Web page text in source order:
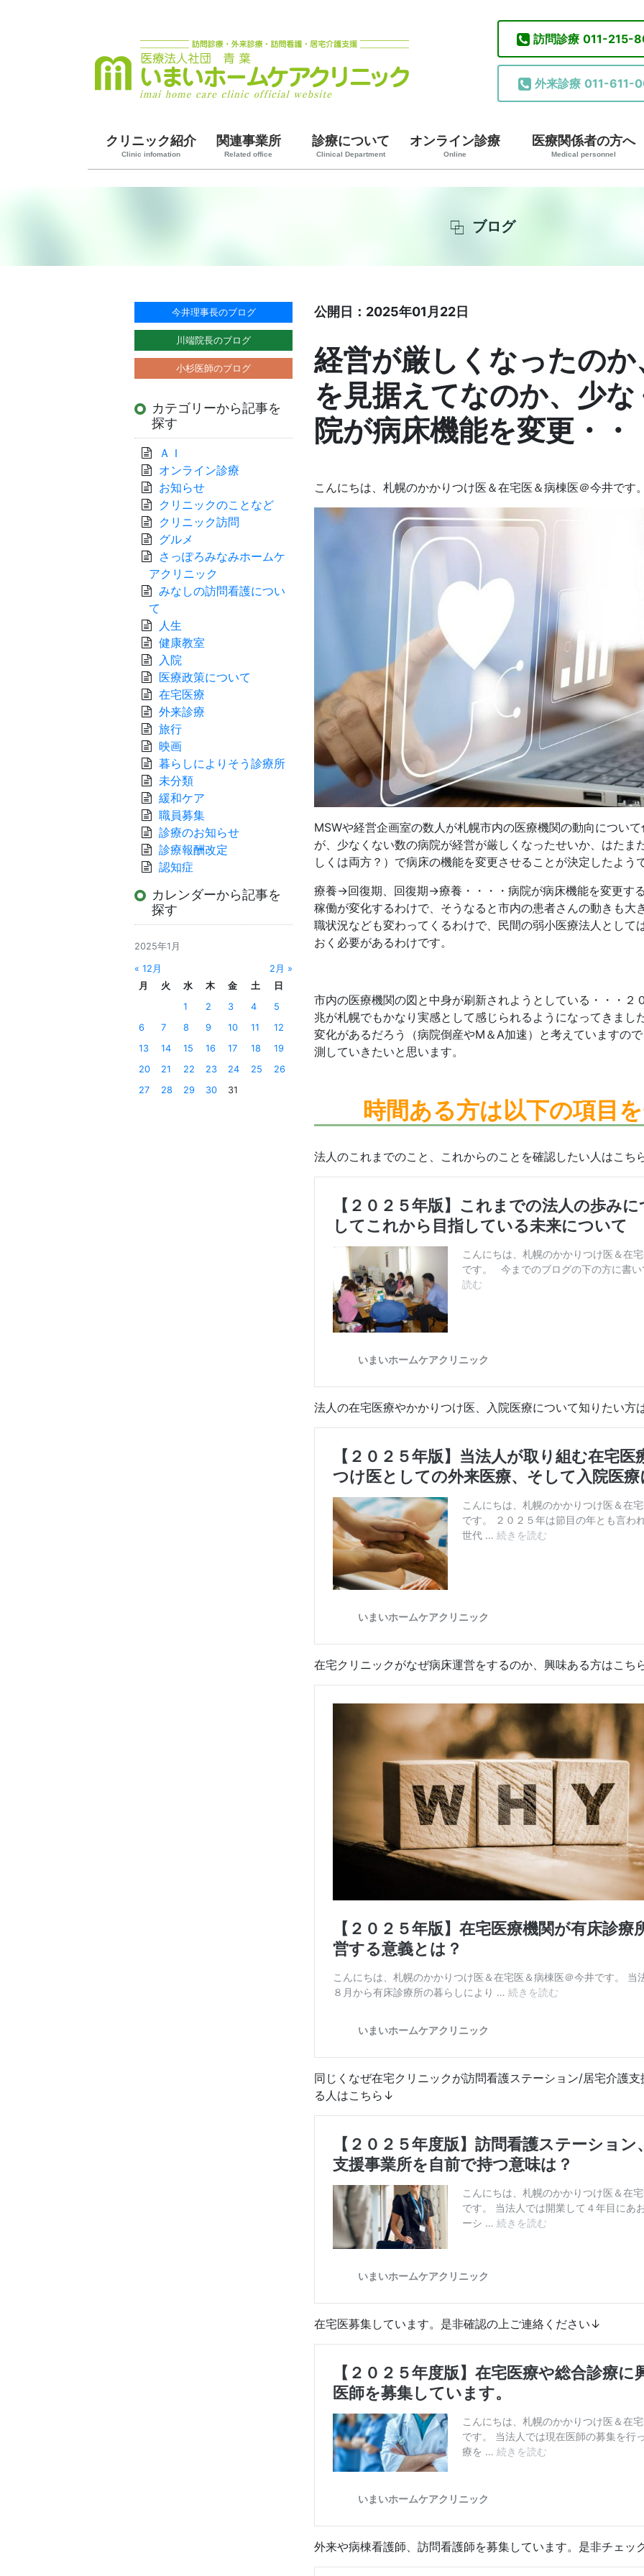
訪問診療 011-215-
外来診療 011-611-
クリニック紹介
Clinic infomation
関連事業所
Related office
診療について
Clinical Department
オンライン診療
Online
医療関係者の方へ
Medical personnel
ブログ
公開日：2025年01月22日
経営が厳しくなったの
を見据えてなのか、少
院が病床機能を変更・・
こんにちは、札幌のかかりつけ医＆在宅医＆病棟医＠今井です
MSWや経営企画室の数人が札幌市内の医療機関の動向につい
が、少なくない数の病院が経営が厳しくなったせいか、はたま
しくは両方？）で病床の機能を変更させることが決定したよう
療養→回復期、回復期→療養・・・・病院が病床機能を変更す
稼働が変化するわけで、そうなると市内の患者さんの動きも大
職状況なども変わってくるわけで、民間の弱小医療法人として
おく必要があるわけです。
市内の医療機関の図と中身が刷新されようとしている・・・２
兆が札幌でもかなり実感として感じられるようになってきまし
変化があるだろう（病院倒産やM＆A加速）と考えていますの
測していきたいと思います。
時間ある方は以下の項目
法人のこれまでのこと、これからのことを確認したい人はこち
法人の在宅医療やかかりつけ医、入院医療について知りたい方
在宅クリニックがなぜ病床運営をするのか、興味ある方はこち
同じくなぜ在宅クリニックが訪問看護ステーション/居宅介護
る人はこちら↓
在宅医募集しています。是非確認の上ご連絡ください↓
外来や病棟看護師、訪問看護師を募集しています。是非チェッ
今井理事長のブログ
川端院長のブログ
小杉医師のブログ
カテゴリーから記事を
探す
ＡＩ
オンライン診療
お知らせ
クリニックのことなど
クリニック訪問
グルメ
さっぽろみなみホームケ
アクリニック
みなしの訪問看護につい
て
人生
健康教室
入院
医療政策について
在宅医療
外来診療
旅行
映画
暮らしによりそう診療所
未分類
緩和ケア
職員募集
診療のお知らせ
診療報酬改定
認知症
カレンダーから記事を
探す
2025年1月
« 12月
2月 »
月
火 水 木 金 土
日
1
2 3 4
5
6
7 8 9 10 11
12
13
14 15 16 17 18
19
20
21 22 23 24 25
26
27
28 29 30 31